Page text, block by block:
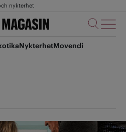
nykterhet
NykterhetMovendi